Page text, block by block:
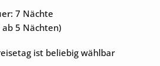
7 Nächte
5 Nächten)
ist beliebig wählbar